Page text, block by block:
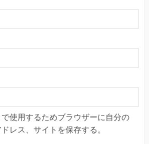
使用するためブラウザーに自分の
レス、サイトを保存する。